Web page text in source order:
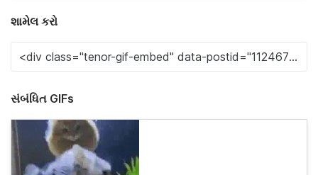
શામેલ કરો
સંબંધિત GIFs